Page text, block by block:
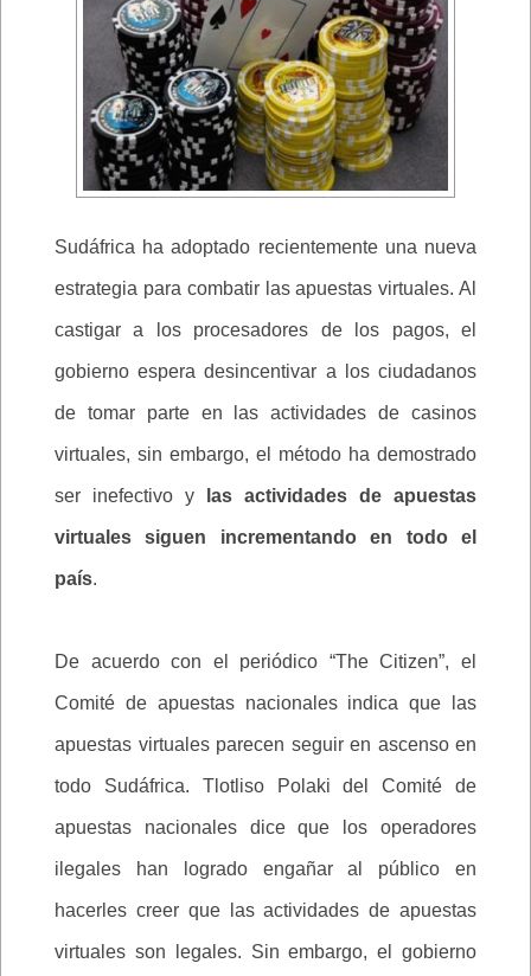
Sudáfrica ha adoptado recientemente una nueva
estrategia para combatir las apuestas virtuales. Al
castigar a los procesadores de los pagos, el
gobierno espera desincentivar a los ciudadanos
de tomar parte en las actividades de casinos
virtuales, sin embargo, el método ha demostrado
ser inefectivo y las actividades de apuestas
virtuales siguen incrementando en todo el
país.
De acuerdo con el periódico “The Citizen”, el
Comité de apuestas nacionales indica que las
apuestas virtuales parecen seguir en ascenso en
todo Sudáfrica. Tlotliso Polaki del Comité de
apuestas nacionales dice que los operadores
ilegales han logrado engañar al público en
hacerles creer que las actividades de apuestas
virtuales son legales. Sin embargo, el gobierno